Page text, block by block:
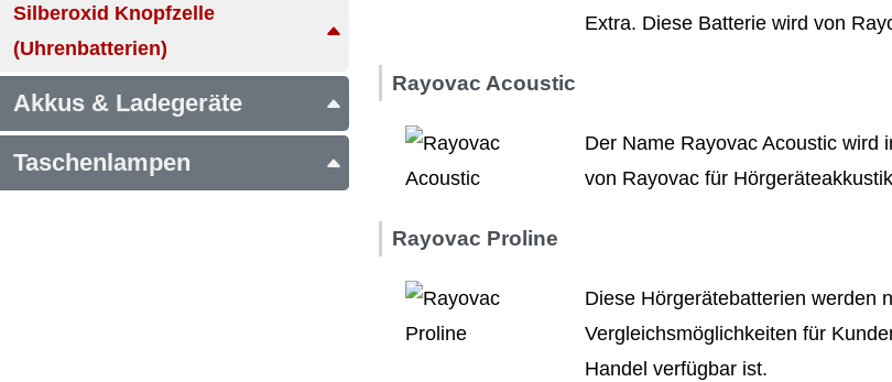
Silberoxid Knopfzelle
(Uhrenbatterien)
Akkus & Ladegeräte
Taschenlampen
Extra. Diese Batterie wird von
Rayovac Acoustic
Der Name Rayovac Acoustic wird
von Rayovac für
Rayovac Proline
Diese Hörgerätebatterien werden
Vergleichsmöglichkeiten für
Handel verfügbar ist.